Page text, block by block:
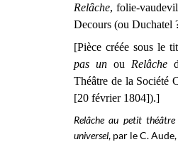
Relâche, folie-
Decours (ou Duchatel
[Pièce créée sous le
pas un ou Relâche
Théâtre de la Société
[20 février 1804]).]
Relâche au petit
universel, par le C.